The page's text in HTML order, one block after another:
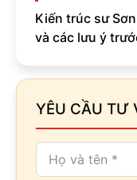
Kiến trúc sư
và các lưu ý
YÊU CẦU TƯ